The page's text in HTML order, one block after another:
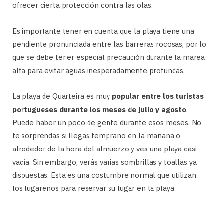
ofrecer cierta protección contra las olas.
Es importante tener en cuenta que la playa tiene una
pendiente pronunciada entre las barreras rocosas, por lo
que se debe tener especial precaución durante la marea
alta para evitar aguas inesperadamente profundas.
La playa de Quarteira es muy popular entre los turistas
portugueses durante los meses de julio y agosto.
Puede haber un poco de gente durante esos meses. No
te sorprendas si llegas temprano en la mañana o
alrededor de la hora del almuerzo y ves una playa casi
vacía. Sin embargo, verás varias sombrillas y toallas ya
dispuestas. Esta es una costumbre normal que utilizan
los lugareños para reservar su lugar en la playa.